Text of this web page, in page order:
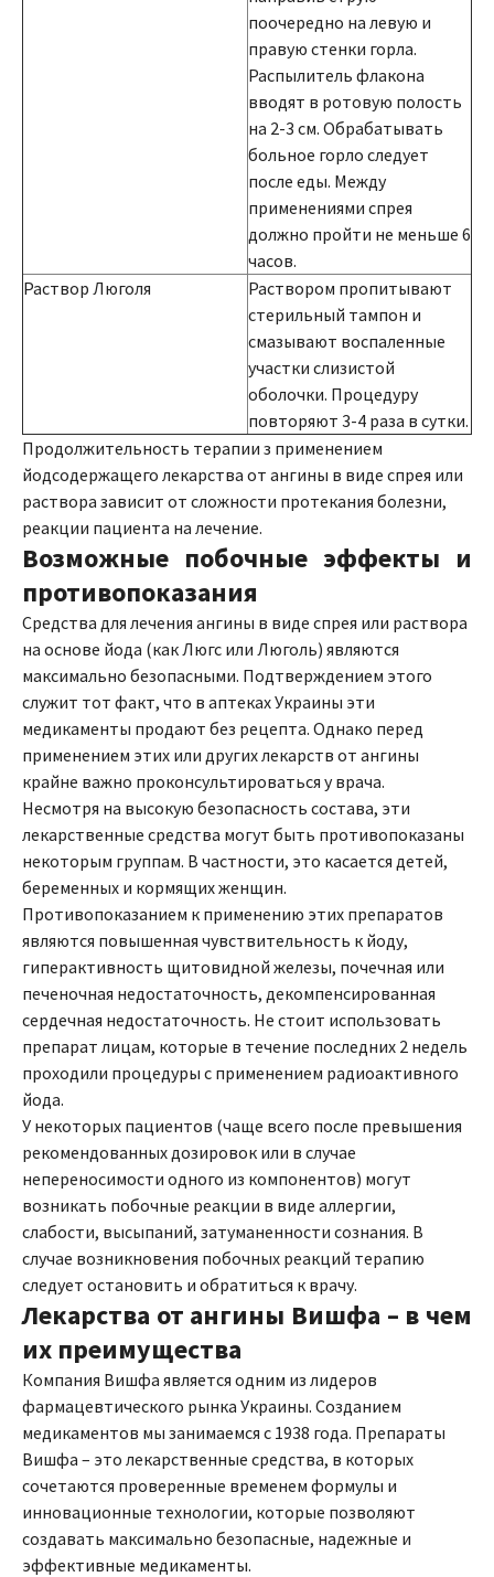
поочередно на левую и
правую стенки горла.
Распылитель флакона
вводят в ротовую полость
на 2-3 см. Обрабатывать
больное горло следует
после еды. Между
применениями спрея
должно пройти не меньше 6
часов.
Раствор Люголя
Раствором пропитывают
стерильный тампон и
смазывают воспаленные
участки слизистой
оболочки. Процедуру
повторяют 3-4 раза в сутки.
Продолжительность терапии з применением
йодсодержащего лекарства от ангины в виде спрея или
раствора зависит от сложности протекания болезни,
реакции пациента на лечение.
Возможные побочные эффекты и
противопоказания
Средства для лечения ангины в виде спрея или раствора
на основе йода (как Люгс или Люголь) являются
максимально безопасными. Подтверждением этого
служит тот факт, что в аптеках Украины эти
медикаменты продают без рецепта. Однако перед
применением этих или других лекарств от ангины
крайне важно проконсультироваться у врача.
Несмотря на высокую безопасность состава, эти
лекарственные средства могут быть противопоказаны
некоторым группам. В частности, это касается детей,
беременных и кормящих женщин.
Противопоказанием к применению этих препаратов
являются повышенная чувствительность к йоду,
гиперактивность щитовидной железы, почечная или
печеночная недостаточность, декомпенсированная
сердечная недостаточность. Не стоит использовать
препарат лицам, которые в течение последних 2 недель
проходили процедуры с применением радиоактивного
йода.
У некоторых пациентов (чаще всего после превышения
рекомендованных дозировок или в случае
непереносимости одного из компонентов) могут
возникать побочные реакции в виде аллергии,
слабости, высыпаний, затуманенности сознания. В
случае возникновения побочных реакций терапию
следует остановить и обратиться к врачу.
Лекарства от ангины Вишфа – в чем
их преимущества
Компания Вишфа является одним из лидеров
фармацевтического рынка Украины. Созданием
медикаментов мы занимаемся с 1938 года. Препараты
Вишфа – это лекарственные средства, в которых
сочетаются проверенные временем формулы и
инновационные технологии, которые позволяют
создавать максимально безопасные, надежные и
эффективные медикаменты.